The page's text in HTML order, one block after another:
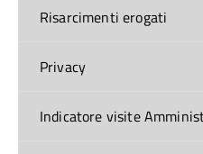
Risarcimenti erogati
Privacy
Indicatore visite